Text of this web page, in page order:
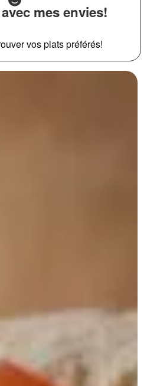
mes envies!
vos plats préférés!